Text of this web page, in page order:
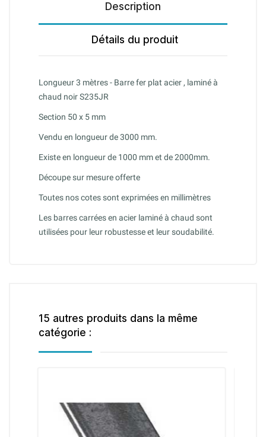
Description
Détails du produit
Longueur 3 mètres - Barre fer plat acier , laminé à
chaud noir S235JR
Section 50 x 5 mm
Vendu en longueur de 3000 mm.
Existe en longueur de 1000 mm et de 2000mm.
Découpe sur mesure offerte
Toutes nos cotes sont exprimées en millimètres
Les barres carrées en acier laminé à chaud sont
utilisées pour leur robustesse et leur soudabilité.
15 autres produits dans la même
catégorie :